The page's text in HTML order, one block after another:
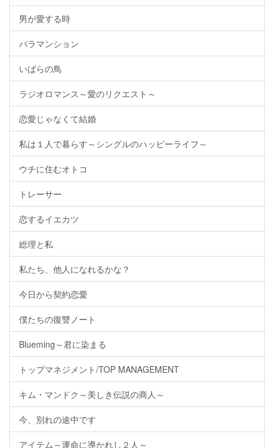
男が愛する時
バラマンション
いばらの鳥
ラジオロマンス～愛のリクエスト～
恋愛じゃなくて結婚
私は１人で暮らす～シングルのハッピーライフ～
ウチに住むオトコ
トレーサー
恋するイエカツ
総理と私
私たち、他人になれるかな？
今日から契約恋愛
僕たちの復讐ノート
Blueming～君に染まる
トップマネジメント/TOP MANAGEMENT
キム・マンドク～美しき伝説の商人～
今、別れの途中です
アイテム～運命に導かれし２人～